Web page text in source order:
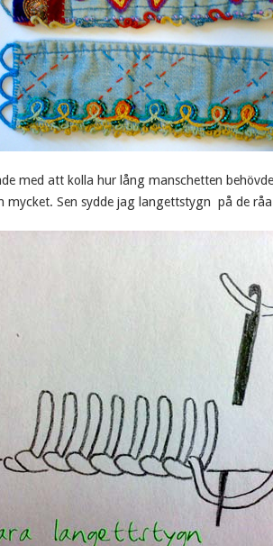
med att kolla hur lång manschetten
mycket. Sen sydde jag langettstygn på de